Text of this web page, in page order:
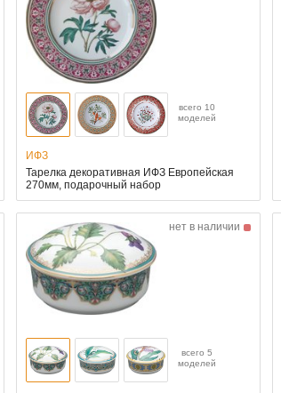
всего 10
моделей
ИФЗ
Тарелка декоративная ИФЗ Европейская
270мм, подарочный набор
нет в наличии
всего 5
моделей